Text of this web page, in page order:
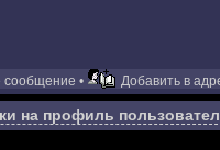
сообщение • Добавить в
на профиль